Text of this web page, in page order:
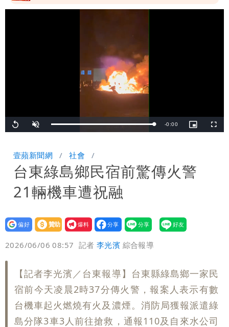
「終於能交代」 捐500萬獎學金延續愛
白海豚颱風逼近！鄭明典示警「恐遇黑潮
變強」 路徑分歧藏警訊：不利強度維持
Replay Unmute Loaded:
100.00%
Remaining
-0:00
Picture-
in-
壹蘋新聞網 社會
台東綠島鄉民宿前驚傳火警
21輛機車遭祝融
設為
贊助
我要
爆料
2026/06/06 08:57 記者李光濱 綜合報導
【記者李光濱／台東報導】台東縣綠島鄉一家民
宿前今天凌晨2時37分傳火警，報案人表示有數
台機車起火燃燒有火及濃煙。消防局獲報派遣綠
島分隊3車3人前往搶救，通報110及自來水公司